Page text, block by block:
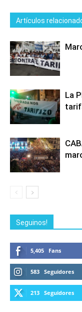
Artículos
La
Seguinos!
5,405 Fans
583 Seguidores
213 Seguidores